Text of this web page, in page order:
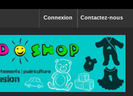
Contactez-nous
Connexion